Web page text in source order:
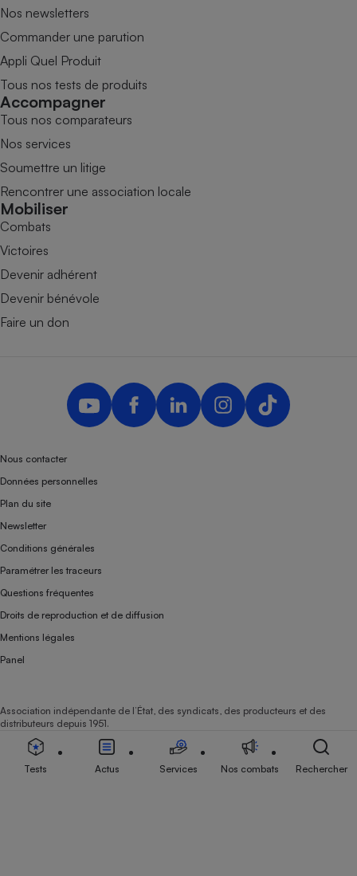
Nos newsletters
Commander une parution
Appli Quel Produit
Tous nos tests de produits
Accompagner
Tous nos comparateurs
Nos services
Soumettre un litige
Rencontrer une association locale
Mobiliser
Combats
Victoires
Devenir adhérent
Devenir bénévole
Faire un don
Nous contacter
Données personnelles
Plan du site
Newsletter
Conditions générales
Paramétrer les traceurs
Questions fréquentes
Droits de reproduction et de diffusion
Mentions légales
Panel
Association indépendante de l’État, des syndicats, des producteurs et des
distributeurs depuis 1951.
Tests Actus Services Nos combats Rechercher